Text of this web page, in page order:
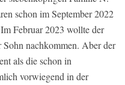
schon im September 2022
Februar 2023 wollte der
nachkommen. Aber der
als die schon in
vorwiegend in der